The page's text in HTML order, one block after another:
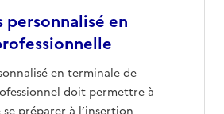
personnalisé en
en terminale de
doit permettre à